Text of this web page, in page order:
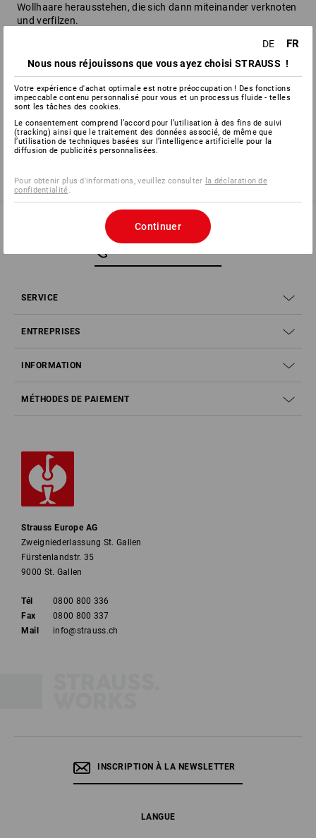
Wollhaare herausstehen, die sich dann miteinander verknoten
und verfilzen.
Acceptable Quality Level = Verfahren zur
Qualitätsbestimmung bei dem ein Dichtwert von mindestens
SERVICE
ENTREPRISES
INFORMATION
MÉTHODES DE PAIEMENT
Strauss Europe AG
Zweigniederlassung St. Gallen
Fürstenlandstr. 35
9000 St. Gallen
Tél
0800 800 336
Fax
0800 800 337
Mail
info@strauss.ch
INSCRIPTION À LA NEWSLETTER
LANGUE
DE FR
Nous nous réjouissons que vous ayez choisi STRAUSS !
Votre expérience d'achat optimale est notre préoccupation ! Des fonctions
impeccable contenu personnalisé pour vous et un processus fluide - telles
sont les tâches des cookies.
Le consentement comprend l’accord pour l’utilisation à des fins de suivi
(tracking) ainsi que le traitement des données associé, de même que
l’utilisation de techniques basées sur l’intelligence artificielle pour la
diffusion de publicités personnalisées.
Pour obtenir plus d'informations, veuillez consulter la déclaration de
confidentialité
Continuer